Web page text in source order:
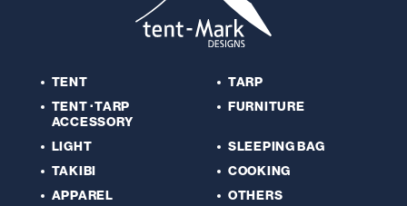
TENT
TARP
TENT･TARP
ACCESSORY
FURNITURE
LIGHT
SLEEPING BAG
TAKIBI
COOKING
APPAREL
OTHERS